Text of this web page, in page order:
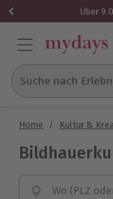
Über
Suche nach
Home / Kultur &
Wo (PLZ